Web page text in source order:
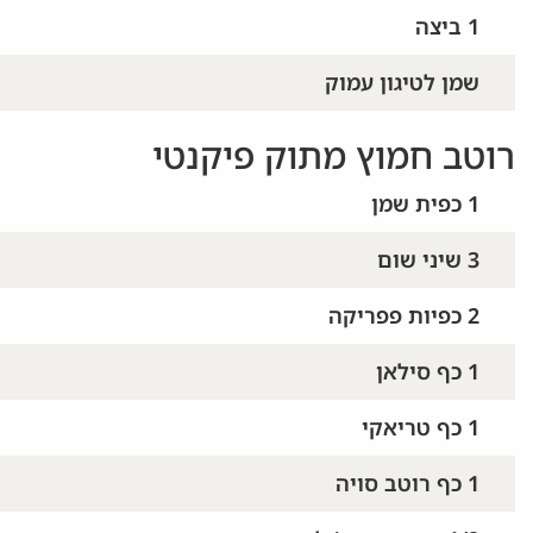
1 ביצה
שמן לטיגון עמוק
רוטב חמוץ מתוק פיקנטי
1 כפית שמן
3 שיני שום
2 כפיות פפריקה
1 כף סילאן
1 כף טריאקי
1 כף רוטב סויה